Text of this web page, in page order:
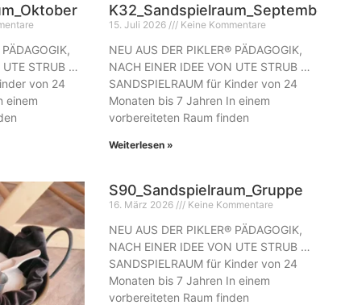
UTE STRUB …
von 24
einem
K32_Sandspielraum_September
15. Juli 2026 Keine Kommentare
NEU AUS DER PIKLER® PÄDAGOGIK,
NACH EINER IDEE VON UTE STRUB …
SANDSPIELRAUM für Kinder von 24
Monaten bis 7 Jahren In einem
vorbereiteten Raum finden
Weiterlesen »
S90_Sandspielraum_Gruppe
16. März 2026 Keine Kommentare
NEU AUS DER PIKLER® PÄDAGOGIK,
NACH EINER IDEE VON UTE STRUB …
SANDSPIELRAUM für Kinder von 24
Monaten bis 7 Jahren In einem
vorbereiteten Raum finden